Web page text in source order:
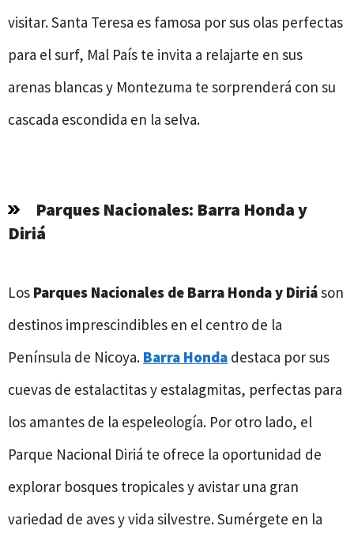
visitar. Santa Teresa es famosa por sus olas perfectas
para el surf, Mal País te invita a relajarte en sus
arenas blancas y Montezuma te sorprenderá con su
cascada escondida en la selva.
Parques Nacionales: Barra Honda y
Diriá
Los Parques Nacionales de Barra Honda y Diriáson
destinos imprescindibles en el centro de la
Península de Nicoya. Barra Honda destaca por sus
cuevas de estalactitas y estalagmitas, perfectas para
los amantes de la espeleología. Por otro lado, el
Parque Nacional Diriá te ofrece la oportunidad de
explorar bosques tropicales y avistar una gran
variedad de aves y vida silvestre. Sumérgete en la